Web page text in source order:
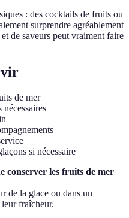
: des cocktails de fruits ou
surprendre agréablement
de saveurs peut vraiment faire
de mer
nécessaires
si nécessaire
conserver les fruits de mer
de la glace ou dans un
fraîcheur.